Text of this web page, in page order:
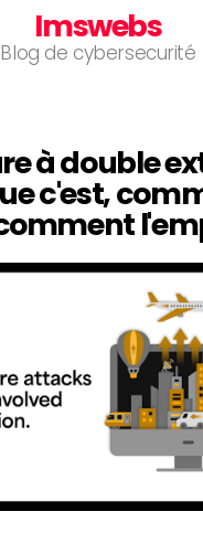
Imswebs
Blog de cybersecurité
à double
c'est,